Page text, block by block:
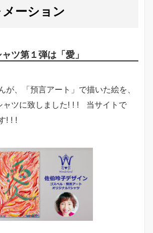
ーション
ツ第１弾は「愛」
が、「預言アート」で描いた絵を、
ャツに致しました! ! ! 当サイトで
! ! !